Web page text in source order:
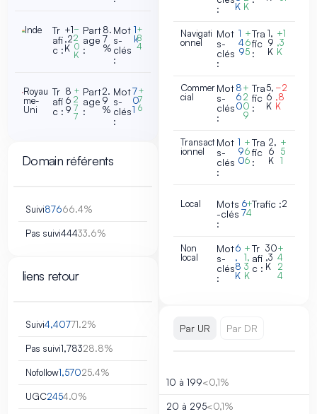
Inde
Tr
afi
c :
+1
,2
K
−
2
0
K
Part
age
:
8.
7
%
Mot
s-
clés
:
1
k
+
8
4
Royau
me-
Uni
Tr
afi
c :
8
6
9
+
2
7
7
Part
age
:
2.
9
%
Mot
s-
clés
:
7
0
1
+
7
6
Domain référents
Suivi87666.4%
Pas suivi44433.6%
liens retour
Suivi4,40771.2%
Pas suivi1,78328.8%
Nofollow1,57025.4%
UGC2454.0%
:
K K
Navigati
onnel
Mot
s-
clés
:
1
4
9
+
6
5
Tra
fic
:
1,
9
K
+1
,3
K
Commer
cial
Mot
s-
clés
:
8
6
0
+
2
0
9
Tra
fic
:
5,
6
K
−2
,8
K
Transact
ionnel
Mot
s-
clés
:
1
9
0
+
6
6
Tra
fic
:
2,
6
K
+
5
1
Local
Mots
-clés
:
6
7
+
4
Trafic :2
Non
local
Mot
s-
clés
:
6
,
8
K
+
1,
3
K
Tr
afi
c :
30
,3
K
+
4
2
4
Par UR Par DR
10 à 199<0,1%
20 à 295<0,1%